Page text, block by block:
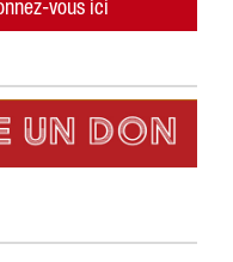
vous ici